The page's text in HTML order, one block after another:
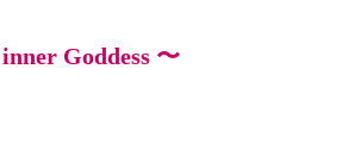
Goddess 〜